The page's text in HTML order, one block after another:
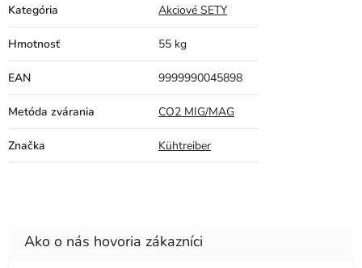
Kategória Akciové SETY
Hmotnosť 55 kg
EAN 9999990045898
Metóda zvárania CO2 MIG/MAG
Značka Kühtreiber